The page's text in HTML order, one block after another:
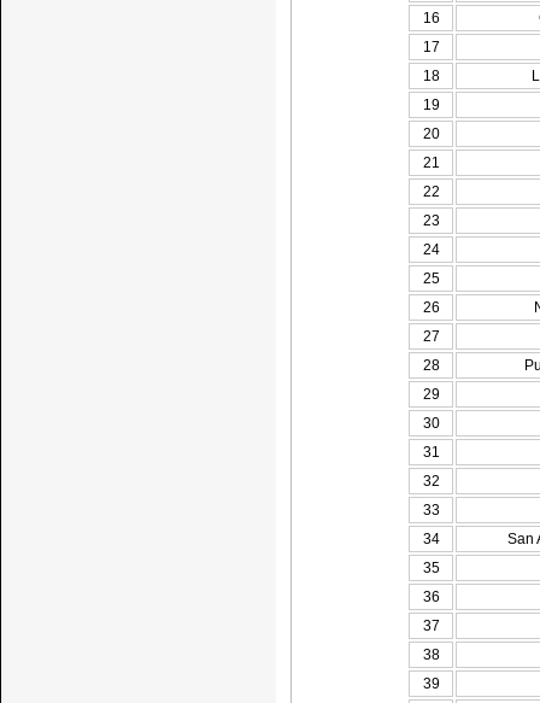
16
17
18
19
20
21
22
23
24
25
26
27
28
29
30
31
32
33
34
San
35
36
37
38
39